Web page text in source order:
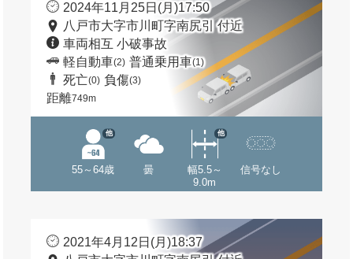
2024年11月25日(月)17:50
八戸市大字市川町字南尻引 付近
車両相互 小破事故
軽自動車(2) 普通乗用車(1)
死亡(0) 負傷(3)
距離749m
55～64歳
他
曇
幅5.5～
9.0m
他
信号なし
2021年4月12日(月)18:37